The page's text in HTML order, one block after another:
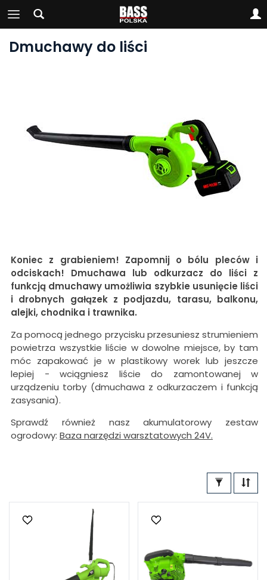
Dmuchawy do liści
Koniec z grabieniem! Zapomnij o bólu pleców i
odciskach! Dmuchawa lub odkurzacz do liści z
funkcją dmuchawy umożliwia szybkie usunięcie liści
i drobnych gałązek z podjazdu, tarasu, balkonu,
alejki, chodnika i trawnika.
Za pomocą jednego przycisku przesuniesz strumieniem
powietrza wszystkie liście w dowolne miejsce, by tam
móc zapakować je w plastikowy worek lub jeszcze
lepiej - wciągniesz liście do zamontowanej w
urządzeniu torby (dmuchawa z odkurzaczem i funkcją
zasysania).
Sprawdź również nasz akumulatorowy zestaw
ogrodowy: Baza narzędzi warsztatowych 24V.